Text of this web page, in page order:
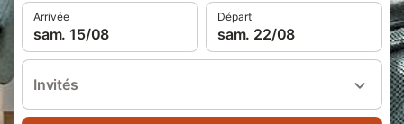
Arrivée
sam. 15/08
Départ
sam. 22/08
Invités